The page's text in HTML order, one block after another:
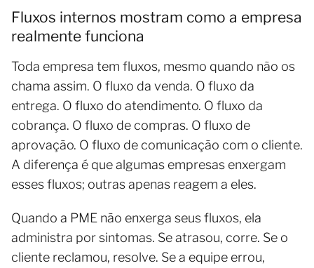
Fluxos internos mostram como a empresa
realmente funciona
Toda empresa tem fluxos, mesmo quando não os
chama assim. O fluxo da venda. O fluxo da
entrega. O fluxo do atendimento. O fluxo da
cobrança. O fluxo de compras. O fluxo de
aprovação. O fluxo de comunicação com o cliente.
A diferença é que algumas empresas enxergam
esses fluxos; outras apenas reagem a eles.
Quando a PME não enxerga seus fluxos, ela
administra por sintomas. Se atrasou, corre. Se o
cliente reclamou, resolve. Se a equipe errou,